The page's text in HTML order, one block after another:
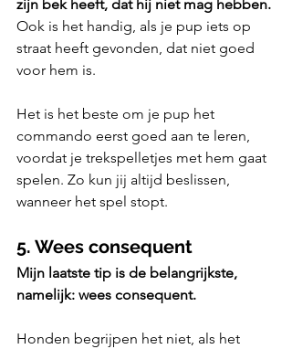
zijn bek heeft, dat hij niet mag hebben.
Ook is het handig, als je pup iets op
straat heeft gevonden, dat niet goed
voor hem is.
Het is het beste om je pup het
commando eerst goed aan te leren,
voordat je trekspelletjes met hem gaat
spelen. Zo kun jij altijd beslissen,
wanneer het spel stopt.
5. Wees consequent
Mijn laatste tip is de belangrijkste,
namelijk: wees consequent.
Honden begrijpen het niet, als het